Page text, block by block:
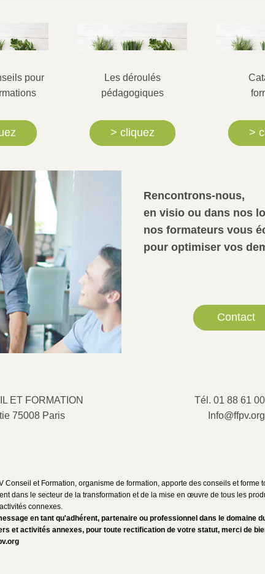
pour
Les déroulés
pédagogiques
> cliquez >
Rencontrons-nous,
en visio ou dans nos
nos formateurs vous
pour optimiser vos
Contact
ET FORMATION
75008 Paris
Tél. 01 88 61
Info@ffpv.org
Conseil et Formation, organisme de formation, apporte des conseils et forme
dans le secteur de la transformation et de la mise en œuvre de tous les
connexes.
en tant qu'adhérent, partenaire ou professionnel dans le domaine
et activités annexes, pour toute rectification de votre statut, merci de bi